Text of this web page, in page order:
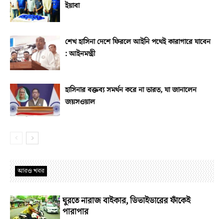
ইয়াবা
শেখ হাসিনা দেশে ফিরলে আইনি পথেই কারাগারে যাবেন
: আইনমন্ত্রী
হাসিনার বক্তব্য সমর্থন করে না ভারত, যা জানালেন
জয়সওয়াল
আরও খবর
ঘুরতে নারাজ বাইকার, ডিভাইডারের ফাঁকেই
পারাপার